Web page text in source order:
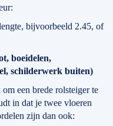
bijvoorbeeld 2.45, of
boeidelen,
schilderwerk buiten)
een brede rolsteiger te
in dat je twee vloeren
zijn dan ook: